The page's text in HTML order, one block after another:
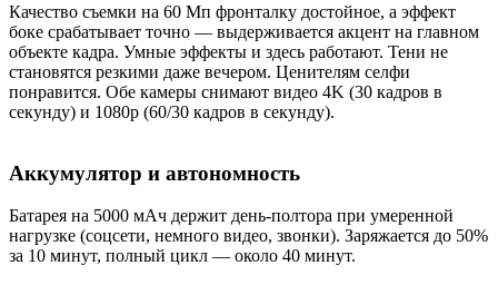
Качество съемки на 60 Мп фронталку достойное, а эффект
боке срабатывает точно — выдерживается акцент на главном
объекте кадра. Умные эффекты и здесь работают. Тени не
становятся резкими даже вечером. Ценителям селфи
понравится. Обе камеры снимают видео 4K (30 кадров в
секунду) и 1080p (60/30 кадров в секунду).
Аккумулятор и автономность
Батарея на 5000 мАч держит день-полтора при умеренной
нагрузке (соцсети, немного видео, звонки). Заряжается до 50%
за 10 минут, полный цикл — около 40 минут.